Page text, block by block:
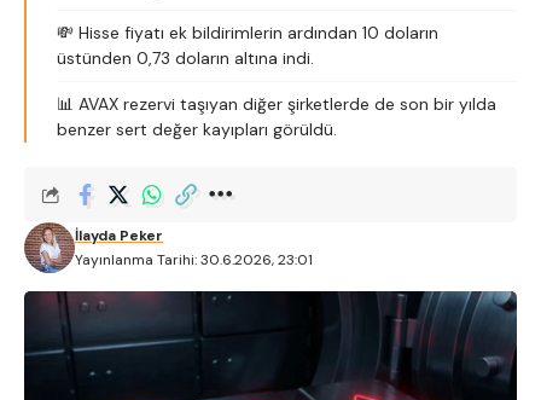
💸 Hisse fiyatı ek bildirimlerin ardından 10 doların
üstünden 0,73 doların altına indi.
📊 AVAX rezervi taşıyan diğer şirketlerde de son bir yılda
benzer sert değer kayıpları görüldü.
Yayınlanma Tarihi: 30.6.2026, 23:01
İlayda Peker